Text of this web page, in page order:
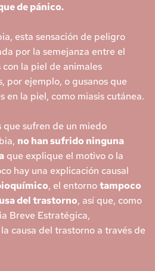
de pánico.
esta sensación de peligro
por la semejanza entre el
la piel de animales
por ejemplo, o gusanos que
en la piel, como miasis cutánea.
que sufren de un miedo
no han sufrido ninguna
que explique el motivo o la
hay una explicación causal
, el entorno tampoco
del trastorno, así que, como
Breve Estratégica,
causa del trastorno a través de